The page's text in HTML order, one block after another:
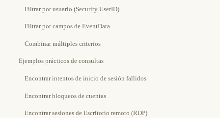
Filtrar por usuario (Security UserID)
Filtrar por campos de EventData
Combinar múltiples criterios
Ejemplos prácticos de consultas
Encontrar intentos de inicio de sesión fallidos
Encontrar bloqueos de cuentas
Encontrar sesiones de Escritorio remoto (RDP)